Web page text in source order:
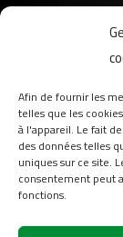
Afin de fournir les
telles que les
à l'appareil. Le fait
des données telles
uniques sur ce site.
consentement peut
fonctions.
A propos de
FAQ
Login
Contact
Suivez-